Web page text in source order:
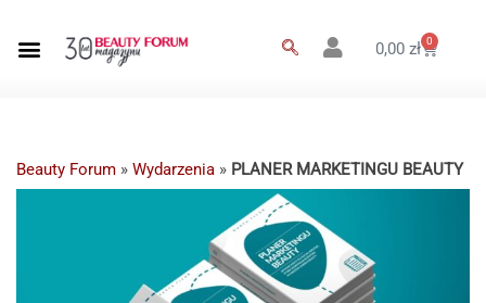
0,00zł 0
Beauty Forum » Wydarzenia » PLANER MARKETINGU BEAUTY